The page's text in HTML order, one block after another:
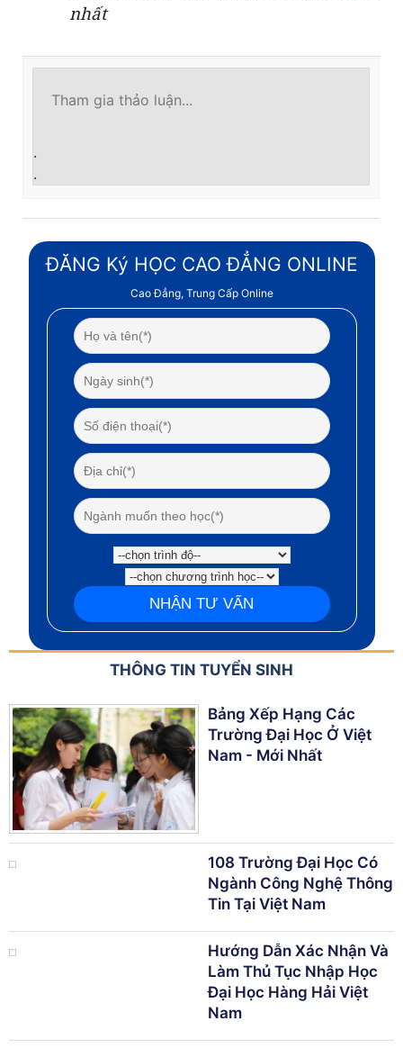
nhất
.
.
ĐĂNG Ký HỌC CAO ĐẲNG ONLINE
Cao Đẳng, Trung Cấp Online
THÔNG TIN TUYỂN SINH
Bảng Xếp Hạng Các
Trường Đại Học Ở Việt
Nam - Mới Nhất
108 Trường Đại Học Có
Ngành Công Nghệ Thông
Tin Tại Việt Nam
Hướng Dẫn Xác Nhận Và
Làm Thủ Tục Nhập Học
Đại Học Hàng Hải Việt
Nam